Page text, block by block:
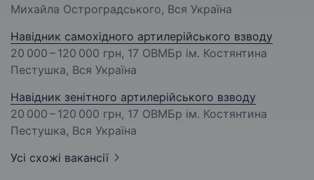
Михайла Остроградського, Вся Україна
Навідник самохідного артилерійського взводу
20 000 – 120 000 грн, 17 ОВМБр ім. Костянтина
Пестушка, Вся Україна
Навідник зенітного артилерійського взводу
20 000 – 120 000 грн, 17 ОВМБр ім. Костянтина
Пестушка, Вся Україна
Усі схожі вакансії